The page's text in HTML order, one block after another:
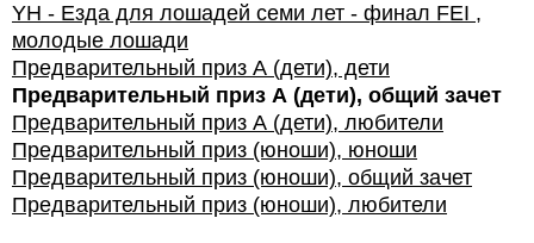
YH - Езда для лошадей семи лет - финал FEI ,
молодые лошади
Предварительный приз А (дети), дети
Предварительный приз А (дети), общий зачет
Предварительный приз А (дети), любители
Предварительный приз (юноши), юноши
Предварительный приз (юноши), общий зачет
Предварительный приз (юноши), любители